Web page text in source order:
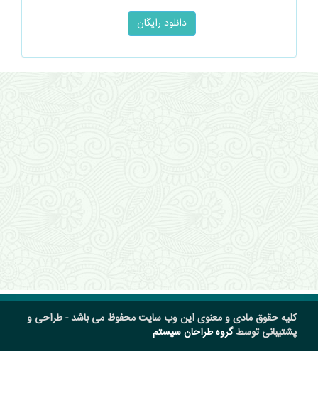
کلیه حقوق مادی و معنوی این وب سایت محفوظ می باشد - طراحی و
پشتیبانی توسطگروه طراحان سیستم